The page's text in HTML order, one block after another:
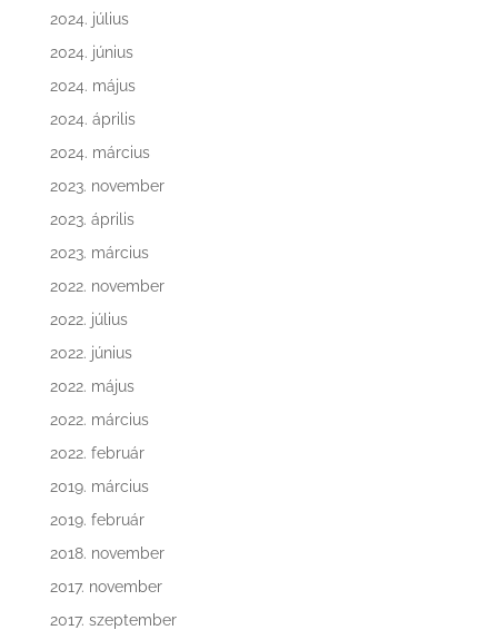
2024. július
2024. június
2024. május
2024. április
2024. március
2023. november
2023. április
2023. március
2022. november
2022. július
2022. június
2022. május
2022. március
2022. február
2019. március
2019. február
2018. november
2017. november
2017. szeptember